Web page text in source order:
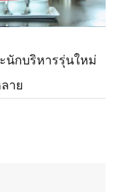
กบริหารรุ่นใหม่
าย